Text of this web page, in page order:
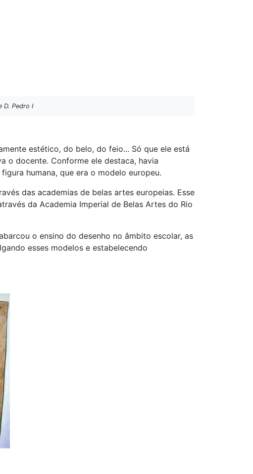
D. Pedro I
estético, do belo, do feio... Só que ele está
o docente. Conforme ele destaca, havia
humana, que era o modelo europeu.
das academias de belas artes europeias. Esse
da Academia Imperial de Belas Artes do Rio
o ensino do desenho no âmbito escolar, as
esses modelos e estabelecendo